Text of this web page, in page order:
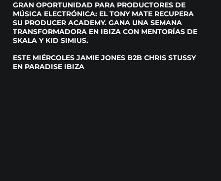
GRAN OPORTUNIDAD PARA PRODUCTORES DE
MÚSICA ELECTRÓNICA: EL TONY MATE RECUPERA
SU PRODUCER ACADEMY. GANA UNA SEMANA
TRANSFORMADORA EN IBIZA CON MENTORÍAS DE
SKALA Y KID SIMIUS.
ESTE MIÉRCOLES JAMIE JONES B2B CHRIS STUSSY
EN PARADISE IBIZA